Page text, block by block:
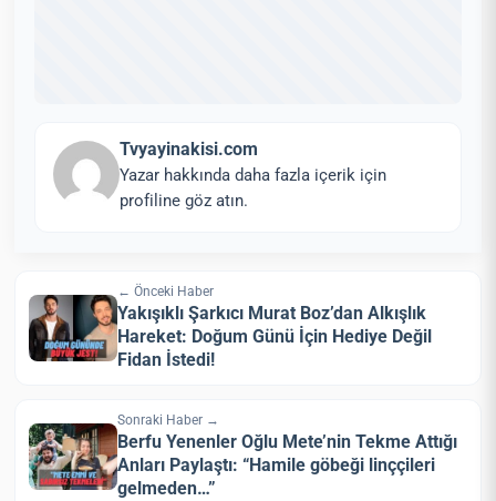
Tvyayinakisi.com
Yazar hakkında daha fazla içerik için
profiline göz atın.
← Önceki Haber
Yakışıklı Şarkıcı Murat Boz’dan Alkışlık
Hareket: Doğum Günü İçin Hediye Değil
Fidan İstedi!
Sonraki Haber →
Berfu Yenenler Oğlu Mete’nin Tekme Attığı
Anları Paylaştı: “Hamile göbeği linççileri
gelmeden…”